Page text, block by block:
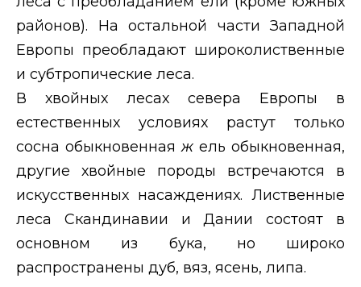
районов). На остальной части Западной
Европы преобладают широколиственные
и субтропические леса.
В хвойных лесах севера Европы в
естественных условиях растут только
сосна обыкновеннаяж ель обыкновенная,
другие хвойные породы встречаются в
искусственных насаждениях. Лиственные
леса Скандинавии и Дании состоят в
основном из бука, но широко
распространены дуб, вяз, ясень, липа.